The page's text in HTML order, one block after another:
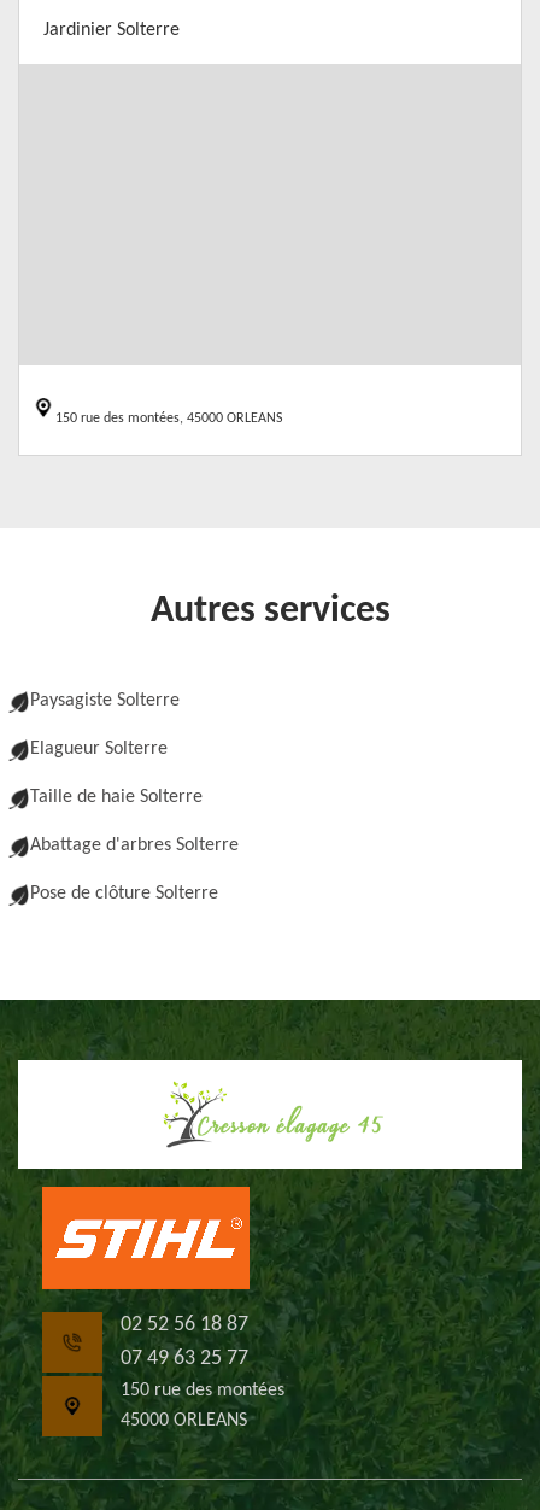
Jardinier Solterre
150 rue des montées, 45000 ORLEANS
Autres services
Paysagiste Solterre
Elagueur Solterre
Taille de haie Solterre
Abattage d'arbres Solterre
Pose de clôture Solterre
02 52 56 18 87
07 49 63 25 77
150 rue des montées
45000 ORLEANS